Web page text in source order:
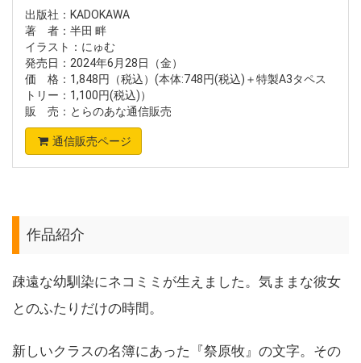
出版社：KADOKAWA
著 者：半田 畔
イラスト：にゅむ
発売日：2024年6月28日（金）
価 格：1,848円（税込）(本体:748円(税込)＋特製A3タペス
トリー：1,100円(税込)）
販 売：とらのあな通信販売
通信販売ページ
作品紹介
疎遠な幼馴染にネコミミが生えました。気ままな彼女
とのふたりだけの時間。
新しいクラスの名簿にあった『祭原牧』の文字。その